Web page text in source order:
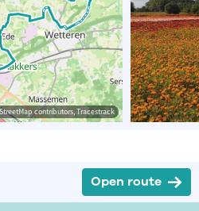
contributors, Tracestrack
Open route
OpenStreetMap contributors, Tracestrack